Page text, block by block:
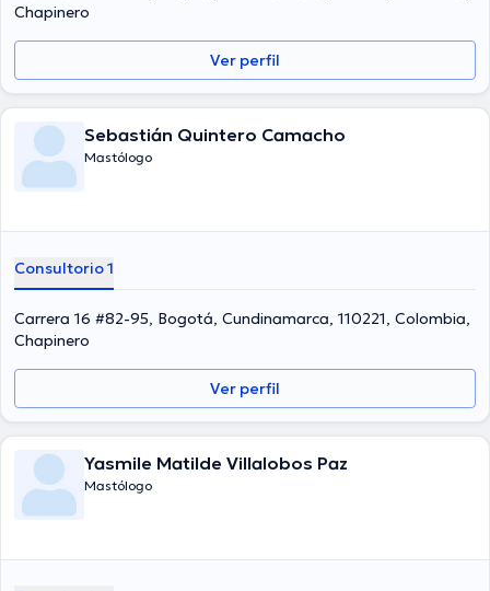
Chapinero
Ver perfil
Sebastián Quintero Camacho
Mastólogo
Consultorio 1
Carrera 16 #82-95, Bogotá, Cundinamarca, 110221, Colombia,
Chapinero
Ver perfil
Yasmile Matilde Villalobos Paz
Mastólogo